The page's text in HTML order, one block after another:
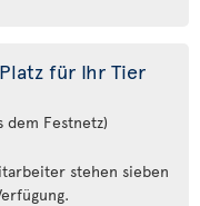
für Ihr Tier
dem Festnetz)
stehen sieben